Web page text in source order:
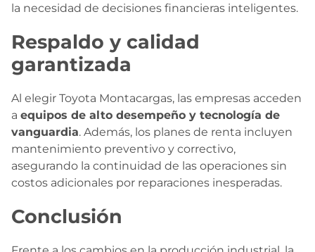
la necesidad de decisiones financieras inteligentes.
Respaldo y calidad
garantizada
Al elegir Toyota Montacargas, las empresas acceden
a equipos de alto desempeño y tecnología de
vanguardia. Además, los planes de renta incluyen
mantenimiento preventivo y correctivo,
asegurando la continuidad de las operaciones sin
costos adicionales por reparaciones inesperadas.
Conclusión